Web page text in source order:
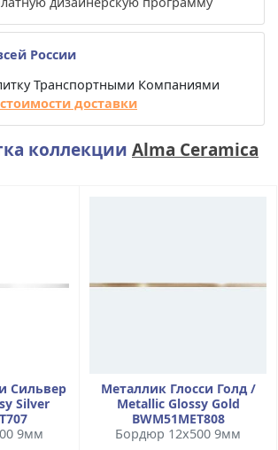
России
Транспортными Компаниями
доставки
коллекции Alma Ceramica
Сильвер
Silver
9мм
Металлик Глосси Голд /
Metallic Glossy Gold
BWM51MET808
Бордюр 12x500 9мм